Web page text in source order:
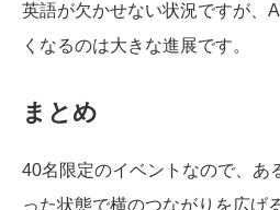
英語が欠かせない状況ですが、
くなるのは大きな進展です。
まとめ
40名限定のイベントなので、あ
った状態で横のつながりを広げ